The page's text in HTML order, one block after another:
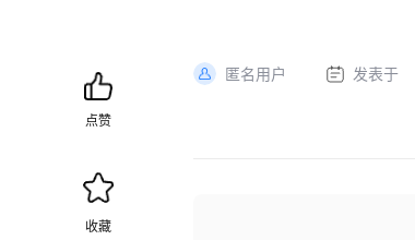
点赞
收藏
匿名用户 发表于